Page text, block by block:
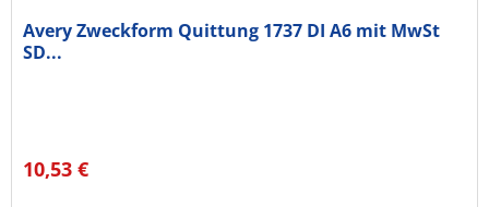
Avery Zweckform Quittung 1737 DI A6 mit MwSt
SD...
10,53 €